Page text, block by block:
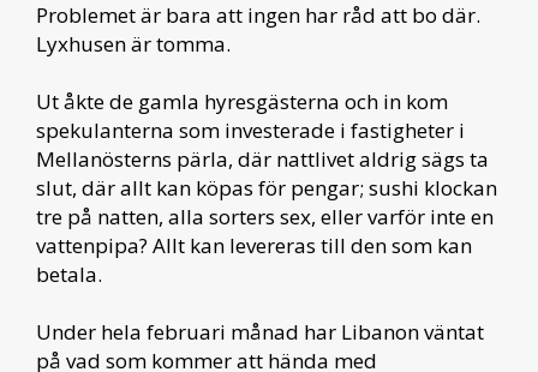
Problemet är bara att ingen har råd att bo där.
Lyxhusen är tomma.
Ut åkte de gamla hyresgästerna och in kom
spekulanterna som investerade i fastigheter i
Mellanösterns pärla, där nattlivet aldrig sägs ta
slut, där allt kan köpas för pengar; sushi klockan
tre på natten, alla sorters sex, eller varför inte en
vattenpipa? Allt kan levereras till den som kan
betala.
Under hela februari månad har Libanon väntat
på vad som kommer att hända med